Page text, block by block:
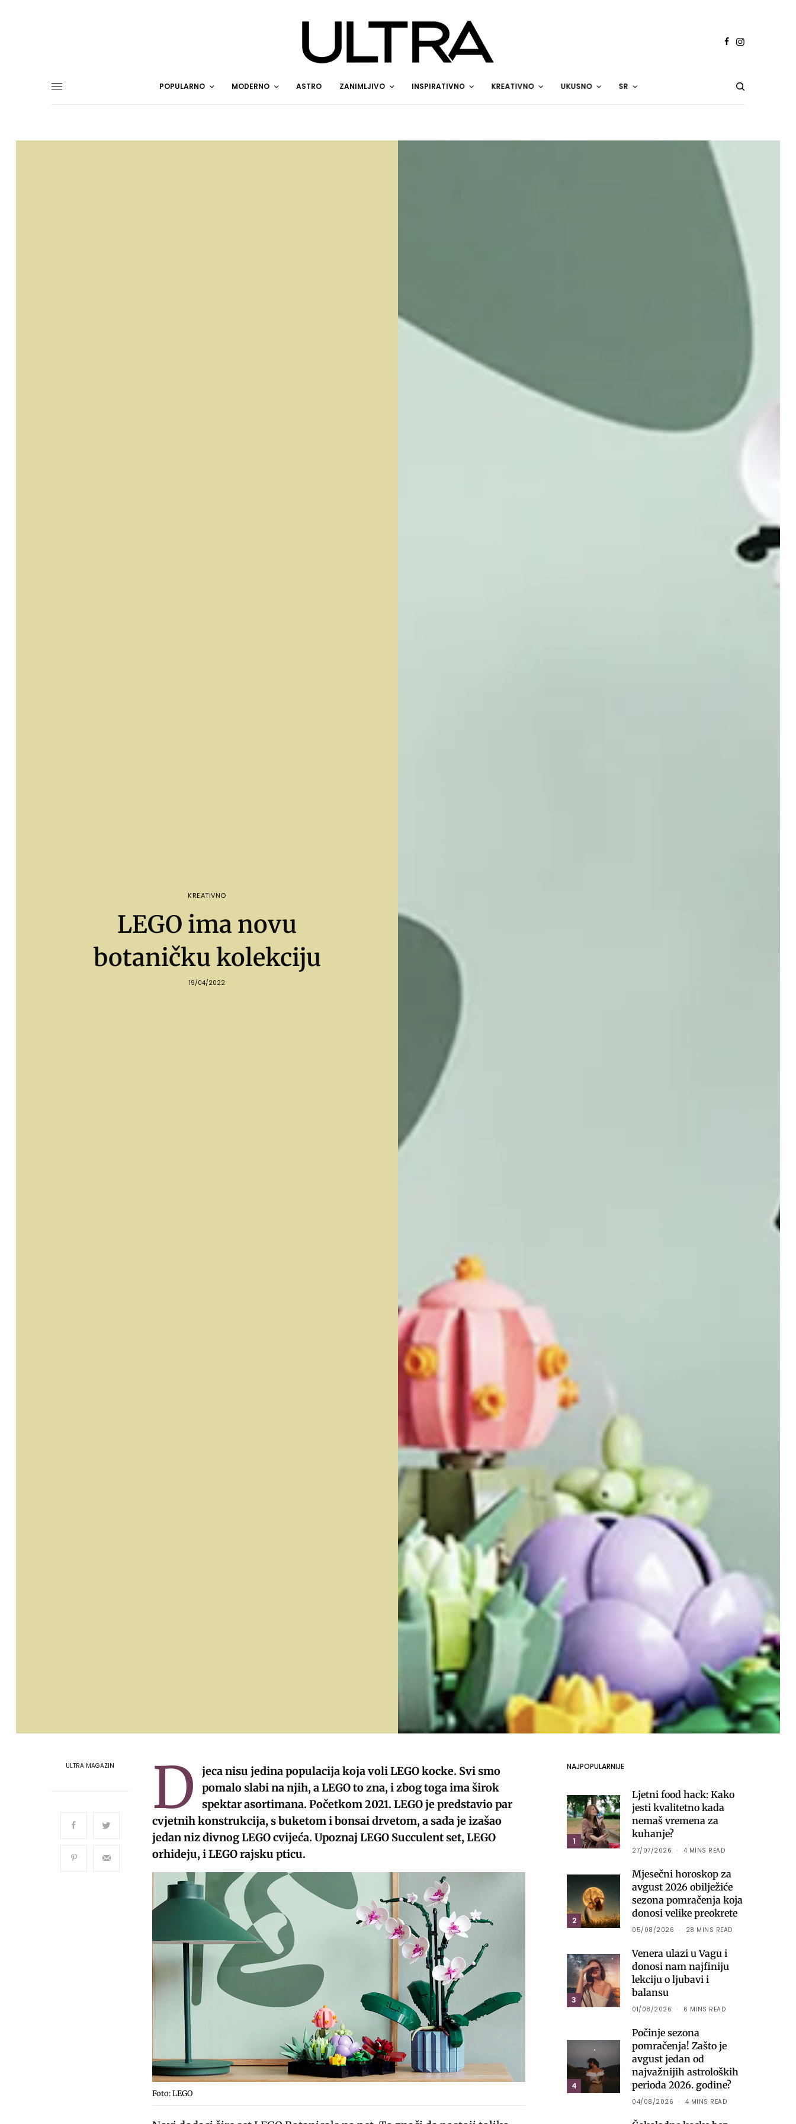
POPULARNO MODERNO ASTRO ZANIMLJIVO INSPIRATIVNO KREATIVNO UKUSNO SR
KREATIVNO
LEGO ima novu
botaničku kolekciju
19/04/2022
ULTRA MAGAZIN D
jeca nisu jedina populacija koja voli LEGO kocke. Svi smo
pomalo slabi na njih, a LEGO to zna, i zbog toga ima širok
spektar asortimana. Početkom 2021. LEGO je predstavio par
cvjetnih konstrukcija, s buketom i bonsai drvetom, a sada je izašao
jedan niz divnog LEGO cvijeća. Upoznaj LEGO Succulent set, LEGO
orhideju, i LEGO rajsku pticu.
Foto: LEGO
NAJPOPULARNIJE
1
Ljetni food hack: Kako
jesti kvalitetno kada
nemaš vremena za
kuhanje?
27/07/2026 4 MINS READ
2
Mjesečni horoskop za
avgust 2026 obilježiće
sezona pomračenja koja
donosi velike preokrete
05/08/2026 28 MINS READ
3
Venera ulazi u Vagu i
donosi nam najfiniju
lekciju o ljubavi i
balansu
01/08/2026 6 MINS READ
4
Počinje sezona
pomračenja! Zašto je
avgust jedan od
najvažnijih astroloških
perioda 2026. godine?
04/08/2026 4 MINS READ